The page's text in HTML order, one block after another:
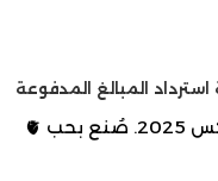
المبالغ المدفوعة
جميع الحقوق محفوظة © ديجتال ماكس 2025. صُنع بحب 🫀